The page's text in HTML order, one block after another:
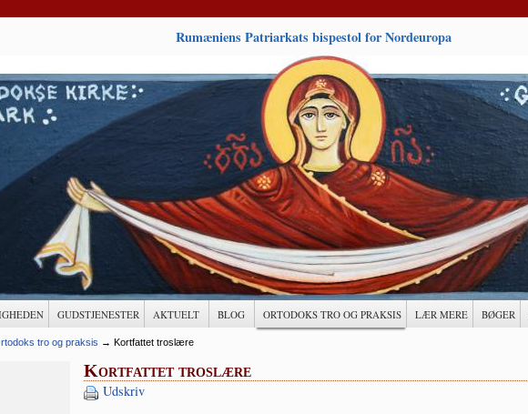
Rumæniens Patriarkats bispestol for Nordeuropa
GUDSTJENESTER AKTUELT BLOG ORTODOKS TRO OG PRAKSIS LÆR MERE BØGER
tro og praksis → Kortfattet troslære
Kortfattet troslære
Udskriv